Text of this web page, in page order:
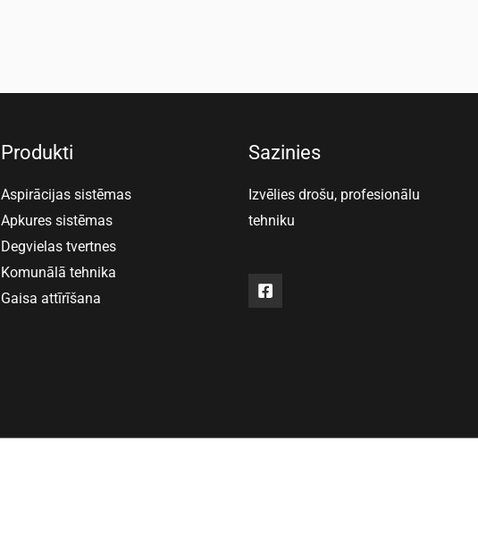
Produkti
Aspirācijas sistēmas
Apkures sistēmas
Degvielas tvertnes
Komunālā tehnika
Gaisa attīrīšana
Sazinies
Izvēlies drošu, profesionālu
tehniku